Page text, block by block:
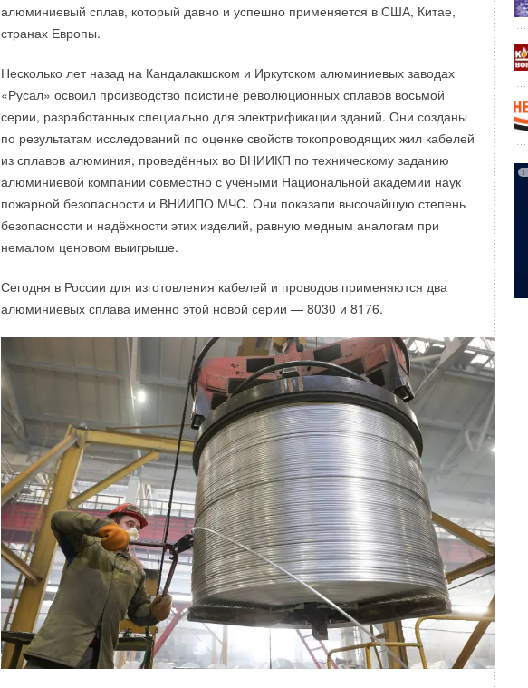
алюминиевый сплав, который давно и успешно применяется в США, Китае,
странах Европы.
Несколько лет назад на Кандалакшском и Иркутском алюминиевых заводах
«Русал» освоил производство поистине революционных сплавов восьмой
серии, разработанных специально для электрификации зданий. Они созданы
по результатам исследований по оценке свойств токопроводящих жил кабелей
из сплавов алюминия, проведённых во ВНИИКП по техническому заданию
алюминиевой компании совместно с учёными Национальной академии наук
пожарной безопасности и ВНИИПО МЧС. Они показали высочайшую степень
безопасности и надёжности этих изделий, равную медным аналогам при
немалом ценовом выигрыше.
Сегодня в России для изготовления кабелей и проводов применяются два
алюминиевых сплава именно этой новой серии — 8030 и 8176.